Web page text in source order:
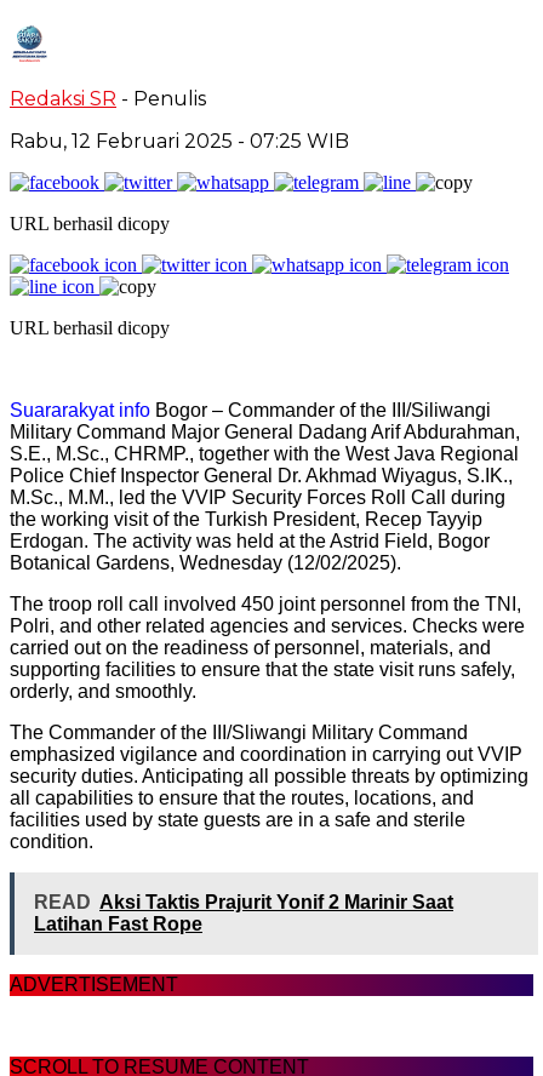
Redaksi SR - Penulis
Rabu, 12 Februari 2025 - 07:25 WIB
URL berhasil dicopy
URL berhasil dicopy
Suararakyat info Bogor – Commander of the III/Siliwangi
Military Command Major General Dadang Arif Abdurahman,
S.E., M.Sc., CHRMP., together with the West Java Regional
Police Chief Inspector General Dr. Akhmad Wiyagus, S.IK.,
M.Sc., M.M., led the VVIP Security Forces Roll Call during
the working visit of the Turkish President, Recep Tayyip
Erdogan. The activity was held at the Astrid Field, Bogor
Botanical Gardens, Wednesday (12/02/2025).
The troop roll call involved 450 joint personnel from the TNI,
Polri, and other related agencies and services. Checks were
carried out on the readiness of personnel, materials, and
supporting facilities to ensure that the state visit runs safely,
orderly, and smoothly.
The Commander of the III/Sliwangi Military Command
emphasized vigilance and coordination in carrying out VVIP
security duties. Anticipating all possible threats by optimizing
all capabilities to ensure that the routes, locations, and
facilities used by state guests are in a safe and sterile
condition.
READ Aksi Taktis Prajurit Yonif 2 Marinir Saat
Latihan Fast Rope
ADVERTISEMENT
SCROLL TO RESUME CONTENT